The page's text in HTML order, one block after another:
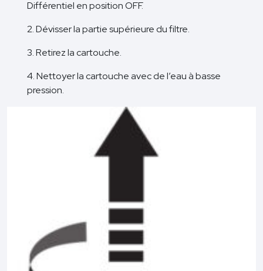
Différentiel en position OFF.
2. Dévisser la partie supérieure du filtre.
3. Retirez la cartouche.
4. Nettoyer la cartouche avec de l’eau à basse
pression.